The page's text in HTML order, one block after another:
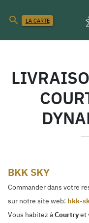
LA CARTE
BKK SKY
Commander dans votre
sur notre site web: bkk-
Vous habitez àCourtryet